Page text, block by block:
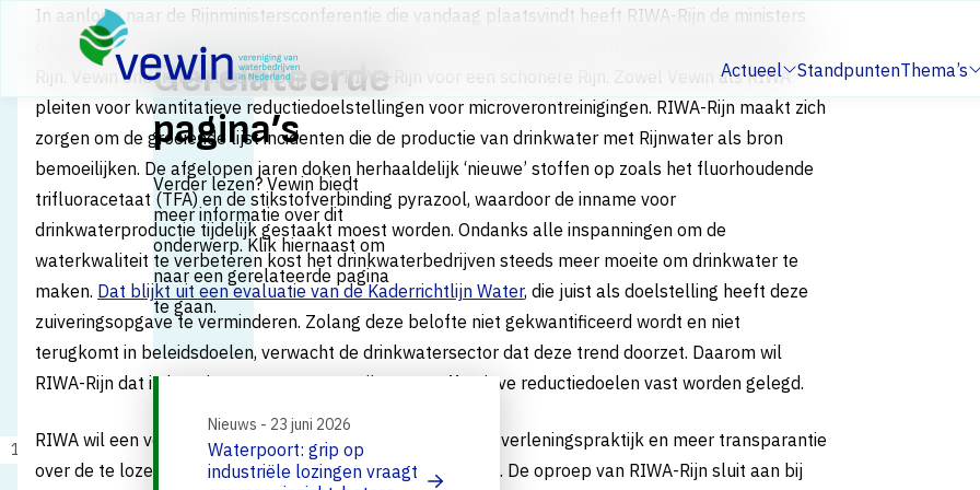
Direct naar contentTerug naar de startpagina
Submenu:
Actueel Standpunten
Submenu:
Thema’s
13 februari 2020 Nieuws
​In aanloop naar de Rijnministersconferentie die vandaag plaatsvindt heeft RIWA-Rijn de ministers
opgeroepen om concrete maatregelen te nemen voor het verbeteren van de waterkwaliteit van de
Rijn. Vewin ondersteunt de oproep van RIWA-Rijn voor een schonere Rijn. Zowel Vewin als RIWA
pleiten voor kwantitatieve reductiedoelstellingen voor microverontreinigingen. RIWA-Rijn maakt zich
zorgen om de groeiende lijst incidenten die de productie van drinkwater met Rijnwater als bron
bemoeilijken. De afgelopen jaren doken herhaaldelijk ‘nieuwe’ stoffen op zoals het fluorhoudende
trifluoracetaat (TFA) en de stikstofverbinding pyrazool, waardoor de inname voor
drinkwaterproductie tijdelijk gestaakt moest worden. Ondanks alle inspanningen om de
waterkwaliteit te verbeteren kost het drinkwaterbedrijven steeds meer moeite om drinkwater te
maken. Dat blijkt uit een evaluatie van de Kaderrichtlijn Water, die juist als doelstelling heeft deze
zuiveringsopgave te verminderen. Zolang deze belofte niet gekwantificeerd wordt en niet
terugkomt in beleidsdoelen, verwacht de drinkwatersector dat deze trend doorzet. Daarom wil
RIWA-Rijn dat in het nieuwe Programma Rijn 2040 effectieve reductiedoelen vast worden gelegd.
RIWA wil een verbetering van het beleid en de vergunningsverleningspraktijk en meer transparantie
over de te lozen stoffen. Ook Vewin is hier voorstander van. De oproep van RIWA-Rijn sluit aan bij
Gerelateerde
pagina’s
Verder lezen? Vewin biedt
meer informatie over dit
onderwerp. Klik hiernaast om
naar een gerelateerde pagina
te gaan.
Waterpoort: grip op
industriële lozingen vraagt
Nieuws - 23 juni 2026